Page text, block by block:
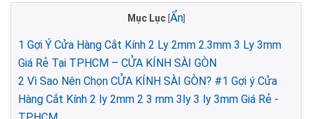
Mục Lục Ẩn]
1 Gợi Ý Cửa Hàng Cắt Kính 2 Ly 2mm 2.3mm 3 Ly 3mm
Giá Rẻ Tại TPHCM – CỬA KÍNH SÀI GÒN
2 Vì Sao Nên Chọn CỬA KÍNH SÀI GÒN? #1 Gợi ý Cửa
Hàng Cắt Kính 2 ly 2mm 2 3 mm 3ly 3 ly 3mm Giá Rẻ -